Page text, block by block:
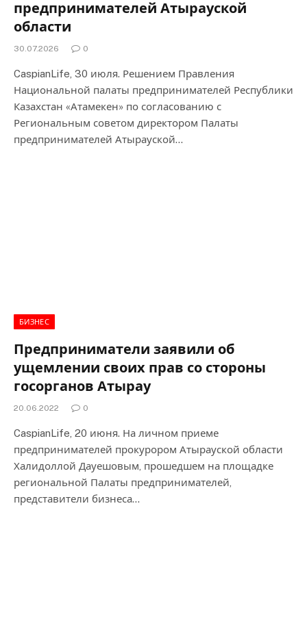
предпринимателей Атырауской
области
30.07.2026 0
CaspianLife, 30 июля. Решением Правления
Национальной палаты предпринимателей Республики
Казахстан «Атамекен» по согласованию с
Региональным советом директором Палаты
предпринимателей Атырауской…
БИЗНЕС
Предприниматели заявили об
ущемлении своих прав со стороны
госорганов Атырау
20.06.2022 0
CaspianLife, 20 июня. На личном приеме
предпринимателей прокурором Атырауской области
Халидоллой Дауешовым, прошедшем на площадке
региональной Палаты предпринимателей,
представители бизнеса…